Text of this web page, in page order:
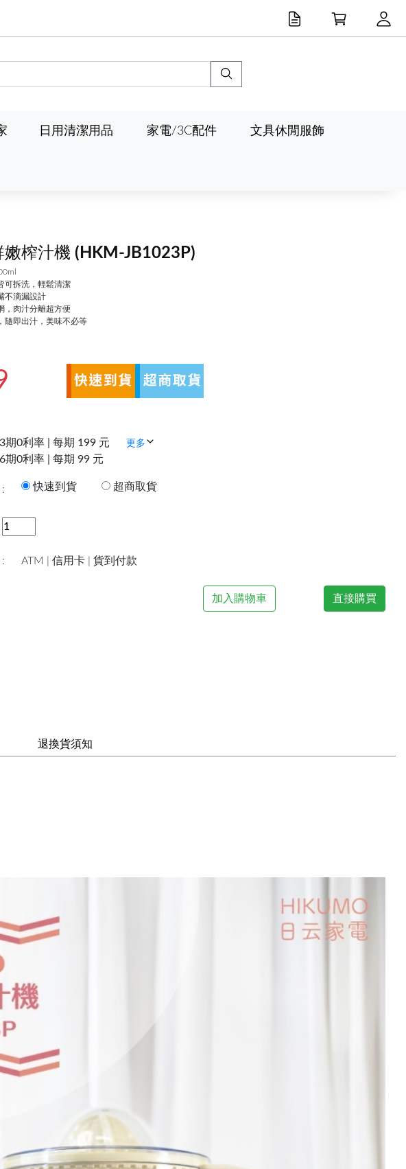
日用清潔用品 家電/3C配件 文具休閒服飾
嫩榨汁機 (HKM-JB1023P)
可拆洗，輕鬆清潔
不滴漏設計
，肉汁分離超方便
隨即出汁，美味不必等
3期0利率 | 每期 199 元
6期0利率 | 每期 99 元
更多
快速到貨 超商取貨
ATM | 信用卡 | 貨到付款
加入購物車 直接購買
退換貨須知